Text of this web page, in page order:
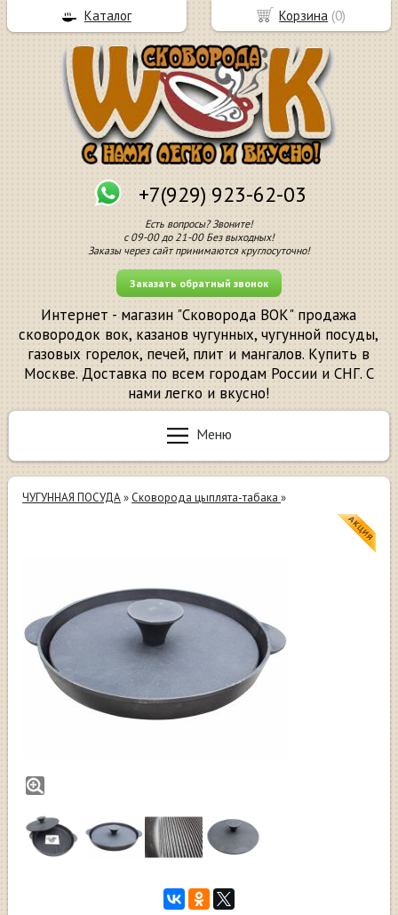
+7(929) 923-62-03
Есть вопросы? Звоните!
с 09-00 до 21-00 Без выходных!
Заказы через сайт принимаются круглосуточно!
Заказать обратный звонок
Интернет - магазин "Сковорода ВОК" продажа
сковородок вок, казанов чугунных, чугунной посуды,
газовых горелок, печей, плит и мангалов. Купить в
Москве. Доставка по всем городам России и СНГ. С
нами легко и вкусно!
Меню
ЧУГУННАЯ ПОСУДА» Сковорода цыплята-табака»
Корзина (0)
Каталог